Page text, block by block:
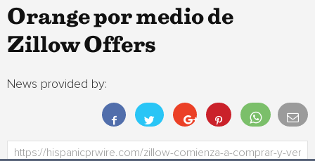
Orange por medio de
Zillow Offers
News provided by: